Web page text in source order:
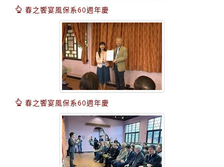
春之饗宴風保系60週年慶
春之饗宴風保系60週年慶